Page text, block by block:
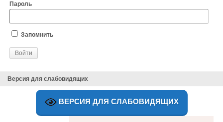
Пароль
Запомнить
Версия для слабовидящих
ВЕРСИЯ ДЛЯ СЛАБОВИДЯЩИХ